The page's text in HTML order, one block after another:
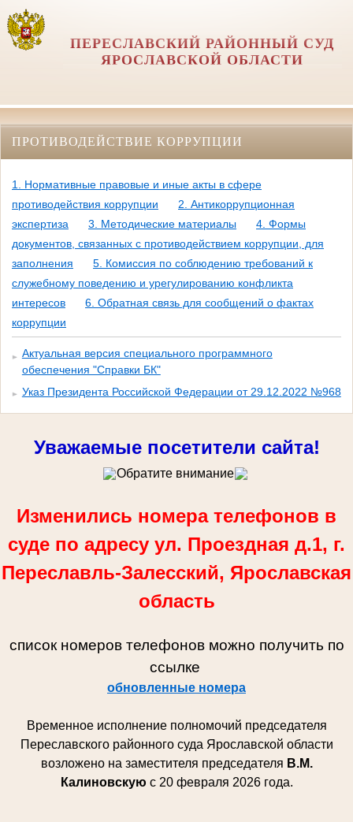
ПЕРЕСЛАВСКИЙ РАЙОННЫЙ СУД
ЯРОСЛАВСКОЙ ОБЛАСТИ
ПРОТИВОДЕЙСТВИЕ КОРРУПЦИИ
1. Нормативные правовые и иные акты в сфере
противодействия коррупции
2. Антикоррупционная
экспертиза
3. Методические материалы
4. Формы
документов, связанных с противодействием коррупции, для
заполнения
5. Комиссия по соблюдению требований к
служебному поведению и урегулированию конфликта
интересов
6. Обратная связь для сообщений о фактах
коррупции
Актуальная версия специального программного
обеспечения "Справки БК"
Указ Президента Российской Федерации от 29.12.2022 №968
Уважаемые посетители сайта!
Обратите внимание
Изменились номера телефонов в
суде по адресу ул. Проездная д.1, г.
Переславль-Залесский, Ярославская
область
список номеров телефонов можно получить по
ссылке
обновленные номера
Временное исполнение полномочий председателя
Переславского районного суда Ярославской области
возложено на заместителя председателя В.М.
Калиновскую с 20 февраля 2026 года.